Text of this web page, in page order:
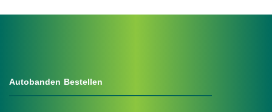
Autobanden Bestellen